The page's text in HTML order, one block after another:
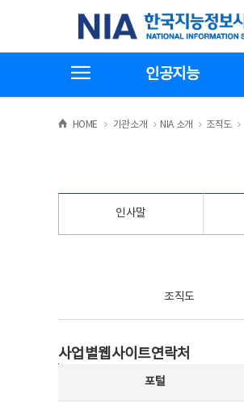
기
한국지능정보사회진흥원
인공지능
HOME >
기관소개 >NIA 소개 >
조직도
인사말
조직도
사업별웹사이트연락처
포털